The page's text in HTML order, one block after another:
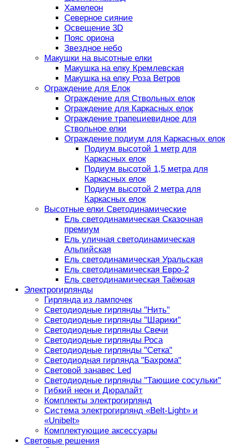
Хамелеон
Северное сияние
Освещение 3D
Пояс ориона
Звездное небо
Макушки на высотные елки
Макушка на елку Кремлевская
Макушка на елку Роза Ветров
Ограждение для Елок
Ограждение для Ствольных елок
Ограждение для Каркасных елок
Ограждение трапециевидное для
Ствольное елки
Ограждение подиум для Каркасных елок
Подиум высотой 1 метр для
Каркасных елок
Подиум высотой 1,5 метра для
Каркасных елок
Подиум высотой 2 метра для
Каркасных елок
Высотные елки Светодинамические
Ель светодинамическая Сказочная
премиум
Ель уличная светодинамическая
Альпийская
Ель светодинамическая Уральская
Ель светодинамическая Евро-2
Ель светодинамическая Таёжная
Электрогирлянды
Гирлянда из лампочек
Светодиодные гирлянды "Нить"
Светодиодные гирлянды "Шарики"
Светодиодные гирлянды Свечи
Светодиодные гирлянды Роса
Светодиодные гирлянды "Сетка"
Светодиодная гирлянда "Бахрома"
Световой занавес Led
Светодиодные гирлянды "Тающие сосульки"
Гибкий неон и Дюралайт
Комплекты электрогирлянд
Система электрогирлянд «Belt-Light» и
«Unibelt»
Комплектующие аксессуары
Световые решения